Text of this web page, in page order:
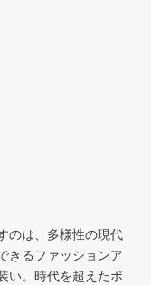
のは、多様性の現代
きるファッションア
い。時代を超えたボ